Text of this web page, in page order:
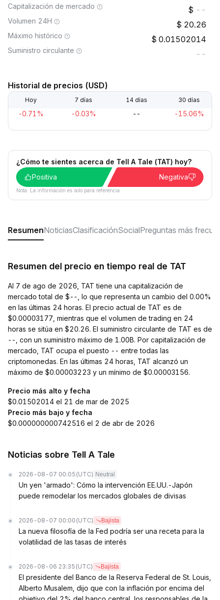
Capitalización de mercado --
Volumen 24H 20.26
Máximo histórico 0.01502014
Suministro circulante --
Historial de precios (USD)
Hoy 7 días 14 días 30 días
-0.71% -0.03% -- -15.06%
¿Cómo te sientes acerca de Tell A Tale (TAT) hoy?
Positiva
Negativa
Nota: La información es solo para referencia.
ResumenNoticiasClasificaciónSocialPreguntas más
Resumen del precio en tiempo real de TAT
Al 7 de ago de 2026, TAT tiene una capitalización de
mercado total de $--, lo que representa un cambio del 0.00%
en las últimas 24 horas. El precio actual de TAT es de
$0.00003177, mientras que el volumen de trading en 24
horas se sitúa en $20.26. El suministro circulante de TAT es de
--, con un suministro máximo de 1.00B. Por capitalización de
mercado, TAT ocupa el puesto -- entre todas las
criptomonedas. En las últimas 24 horas, TAT alcanzó un
máximo de $0.00003223 y un mínimo de $0.00003156.
Precio más alto y fecha
$0.01502014 el 21 de mar de 2025
Precio más bajo y fecha
$0.000000000742516 el 2 de abr de 2026
Noticias sobre Tell A Tale
2026-08-07 00:05 (UTC) Neutral
Un yen 'armado': Cómo la intervención EE.UU.-Japón
puede remodelar los mercados globales de divisas
2026-08-07 00:00 (UTC) Bajista
La nueva filosofía de la Fed podría ser una receta para la
volatilidad de las tasas de interés
2026-08-06 23:35 (UTC) Bajista
El presidente del Banco de la Reserva Federal de St. Louis,
Alberto Musalem, dijo que con la inflación por encima del